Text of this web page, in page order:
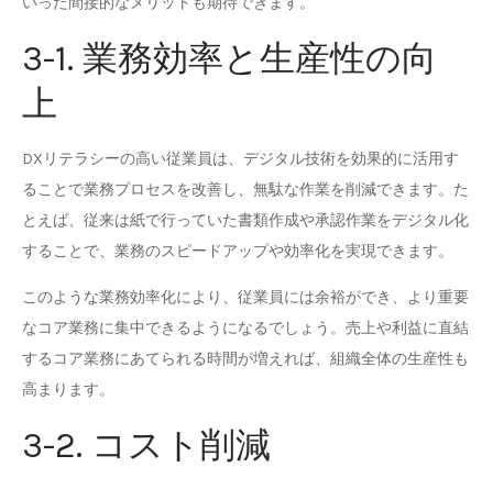
3-1. 業務効率と生産性の向
上
DXリテラシーの高い従業員は、デジタル技術を効果的に活用す
ることで業務プロセスを改善し、無駄な作業を削減できます。た
とえば、従来は紙で行っていた書類作成や承認作業をデジタル化
することで、業務のスピードアップや効率化を実現できます。
このような業務効率化により、従業員には余裕ができ、より重要
なコア業務に集中できるようになるでしょう。売上や利益に直結
するコア業務にあてられる時間が増えれば、組織全体の生産性も
高まります。
3-2. コスト削減